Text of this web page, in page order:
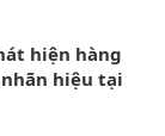
hiện hàng
hiệu tại